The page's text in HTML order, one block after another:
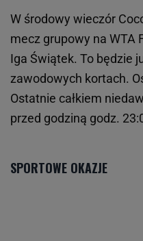
W środowy wieczór
mecz grupowy na WTA
Iga Świątek. To będzie
zawodowych kortach.
Ostatnie całkiem
przed godziną godz.